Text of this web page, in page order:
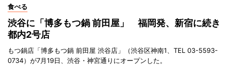
食べる
渋谷に「博多もつ鍋 前田屋」 福岡発、新宿に続き
都内2号店
もつ鍋店「博多もつ鍋 前田屋 渋谷店」（渋谷区神南1、TEL 03-5593-
0734）が7月19日、渋谷・神宮通りにオープンした。